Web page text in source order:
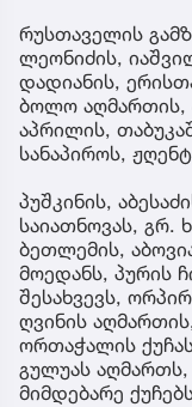
რუსთაველის
ლეონიძის,
დადიანის,
ბოლო აღმართის,
აპრილის,
სანაპიროს,
პუშკინის,
საიათნოვას, გრ.
ბეთლემის,
მოედანს, პურის
შესახვევს,
ღვინის
ორთაჭალის
გულუას აღმართს,
მიმდებარე